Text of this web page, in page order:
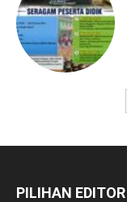
PILIHAN EDITOR